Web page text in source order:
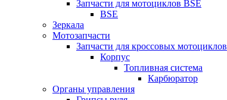
Запчасти для мотоциклов BSE
BSE
Зеркала
Мотозапчасти
Запчасти для кроссовых мотоциклов
Корпус
Топливная система
Карбюратор
Органы управления